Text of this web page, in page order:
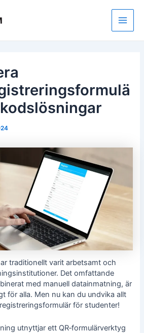
Main
traditionellt varit arbetsamt och
Det omfattande
med manuell datainmatning, är
för alla. Men nu kan du undvika allt
för studenter!
utnyttjar ett QR‑formulärverktyg